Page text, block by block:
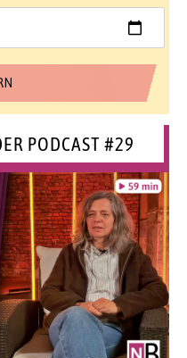
PODCAST #29